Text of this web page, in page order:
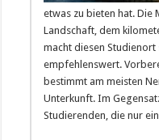
etwas zu bieten hat. Die
Landschaft, dem
macht diesen
empfehlenswert.
bestimmt am meisten
Unterkunft. Im
Studierenden, die nur